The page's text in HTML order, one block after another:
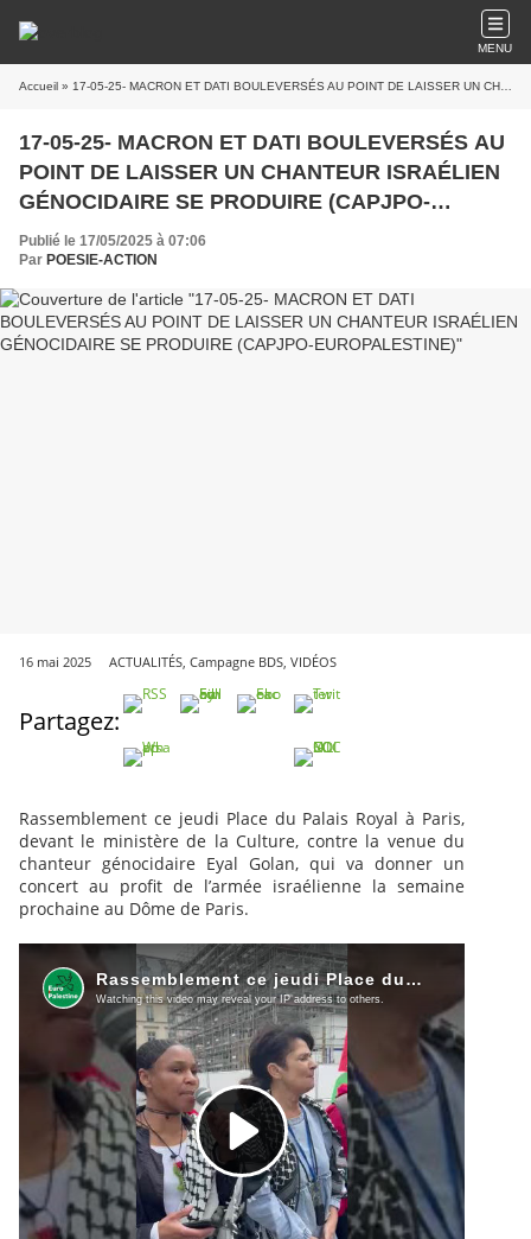
MENU
Accueil » 17-05-25- MACRON ET DATI BOULEVERSÉS AU POINT DE LAISSER UN CHANTEUR ISRAÉLIEN GÉNOCIDAIRE SE PRODUIRE (CAPJPO-EUROPALESTINE)
17-05-25- MACRON ET DATI BOULEVERSÉS AU
POINT DE LAISSER UN CHANTEUR ISRAÉLIEN
GÉNOCIDAIRE SE PRODUIRE (CAPJPO-
EUROPALESTINE)
Publié le 17/05/2025 à 07:06
Par POESIE-ACTION
16 mai 2025 ACTUALITÉS, Campagne BDS, VIDÉOS
Partagez:
Rassemblement ce jeudi Place du Palais Royal à Paris,
devant le ministère de la Culture, contre la venue du
chanteur génocidaire Eyal Golan, qui va donner un
concert au profit de l’armée israélienne la semaine
prochaine au Dôme de Paris.